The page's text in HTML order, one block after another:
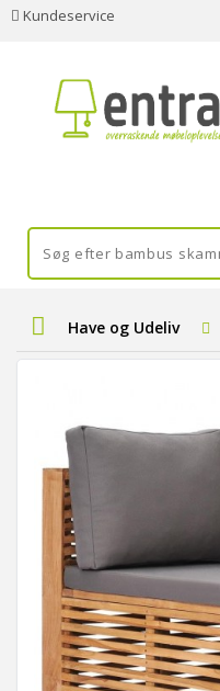
Kundeservice
Have og Udeliv